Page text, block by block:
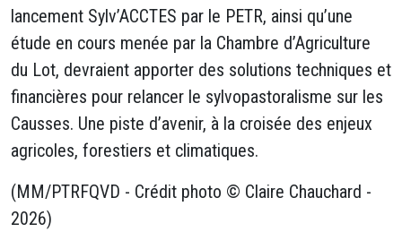
lancement Sylv’ACCTES par le PETR, ainsi qu’une
étude en cours menée par la Chambre d’Agriculture
du Lot, devraient apporter des solutions techniques et
financières pour relancer le sylvopastoralisme sur les
Causses. Une piste d’avenir, à la croisée des enjeux
agricoles, forestiers et climatiques.
(MM/PTRFQVD - Crédit photo © Claire Chauchard -
2026)